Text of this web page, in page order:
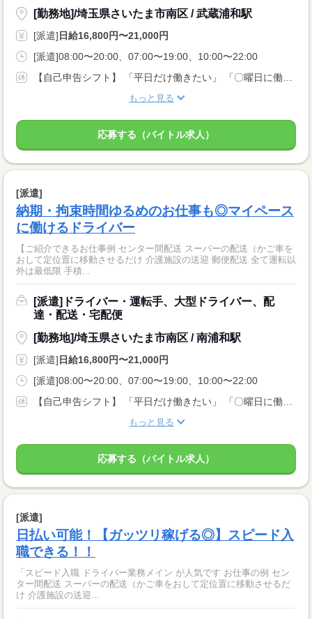
[勤務地]/埼玉県さいたま市南区 / 武蔵浦和駅
[派遣] 日給16,800円〜21,000円
[派遣]08:00〜20:00、07:00〜19:00、10:00〜22:00
【自己申告シフト】 「平日だけ働きたい」 「〇曜日に働きたい」 など、働き方は自分で選べます。 曜日・時間についてのご希望も 面談の際に教えてくださいね。 ※こちらは中型以上のお仕事の例です
もっと見る
応募する（バイトル求人）
[派遣]
納期・拘束時間ゆるめのお仕事も◎マイペース
に働けるドライバー
【ご紹介できるお仕事例 センター間配送 スーパーの配送（かご車を
おして定位置に移動させるだけ 介護施設の送迎 郵便配送 全て運転以
外は最低限 手積...
[派遣]ドライバー・運転手、大型ドライバー、配
達・配送・宅配便
[勤務地]/埼玉県さいたま市南区 / 南浦和駅
[派遣] 日給16,800円〜21,000円
[派遣]08:00〜20:00、07:00〜19:00、10:00〜22:00
【自己申告シフト】 「平日だけ働きたい」 「〇曜日に働きたい」 など、働き方は自分で選べます。 曜日・時間についてのご希望も 面談の際に教えてくださいね。 ※こちらは中型以上のお仕事の例です
もっと見る
応募する（バイトル求人）
[派遣]
日払い可能！【ガッツリ稼げる◎】スピード入
職できる！！
「スピード入職 ドライバー業務メイン が人気です お仕事の例 セン
ター間配送 スーパーの配送（かご車をおして定位置に移動させるだ
け 介護施設の送迎...